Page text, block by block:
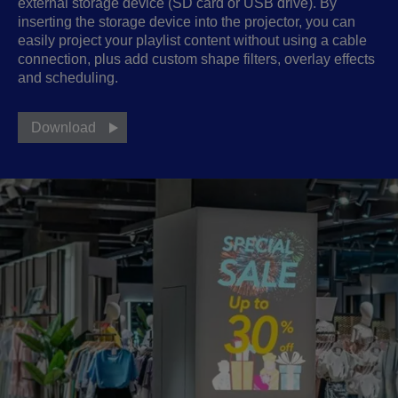
external storage device (SD card or USB drive). By
inserting the storage device into the projector, you can
easily project your playlist content without using a cable
connection, plus add custom shape filters, overlay effects
and scheduling.
Download